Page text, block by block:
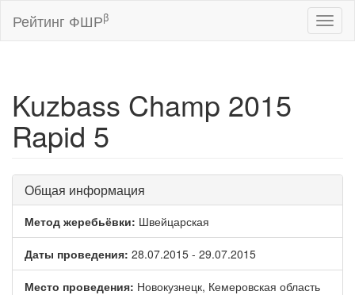
Рейтинг ФШРβ
Kuzbass Champ 2015
Rapid 5
Общая информация
Метод жеребьёвки: Швейцарская
Даты проведения: 28.07.2015 - 29.07.2015
Место проведения: Новокузнецк, Кемеровская область